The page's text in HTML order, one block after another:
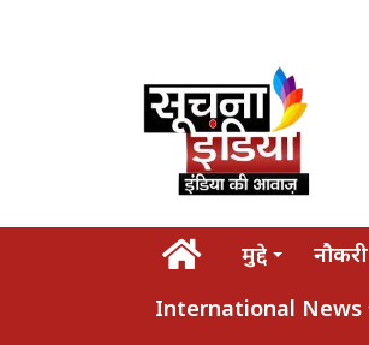
होम मुद्दे नौकरी
International News